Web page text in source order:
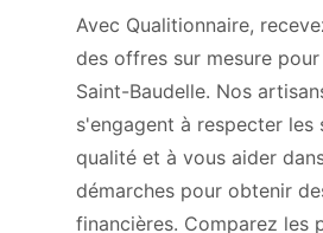
Avec Qualitionnaire,
des offres sur mesure
Saint-Baudelle. Nos
s'engagent à respecter les
qualité et à vous aider
démarches pour obtenir
financières. Comparez les